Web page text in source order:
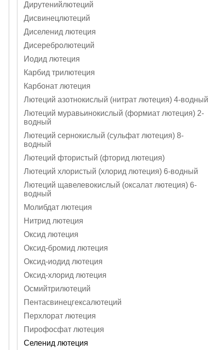
Дирутенийлютеций
Дисвинецлютеций
Диселенид лютеция
Дисеребролютеций
Иодид лютеция
Карбид трилютеция
Карбонат лютеция
Лютеций азотнокислый (нитрат лютеция) 4-водный
Лютеций муравьинокислый (формиат лютеция) 2-
водный
Лютеций сернокислый (сульфат лютеция) 8-
водный
Лютеций фтористый (фторид лютеция)
Лютеций хлористый (хлорид лютеция) 6-водный
Лютеций щавелевокислый (оксалат лютеция) 6-
водный
Молибдат лютеция
Нитрид лютеция
Оксид лютеция
Оксид-бромид лютеция
Оксид-иодид лютеция
Оксид-хлорид лютеция
Осмийтрилютеций
Пентасвинецгексалютеций
Перхлорат лютеция
Пирофосфат лютеция
Селенид лютеция